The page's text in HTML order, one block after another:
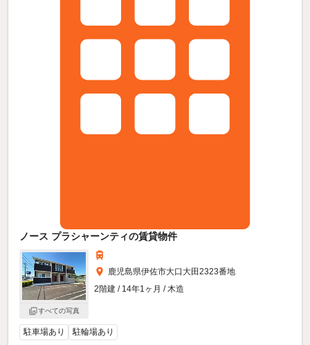
ノース プラシャーンティの賃貸物件
すべての写真
鹿児島県伊佐市大口大田2323番地
2階建 / 14年1ヶ月 / 木造
駐車場あり 駐輪場あり